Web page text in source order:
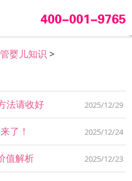
婴儿知识 >
法请收好
2025/12/29
了！ 2025/12/24
值解析 2025/12/23